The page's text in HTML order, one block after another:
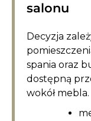
salonu
Decyzja
spania oraz
dostępną
wokół mebla.